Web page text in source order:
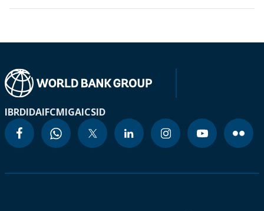
IBRDIDAIFCMIGAICSID